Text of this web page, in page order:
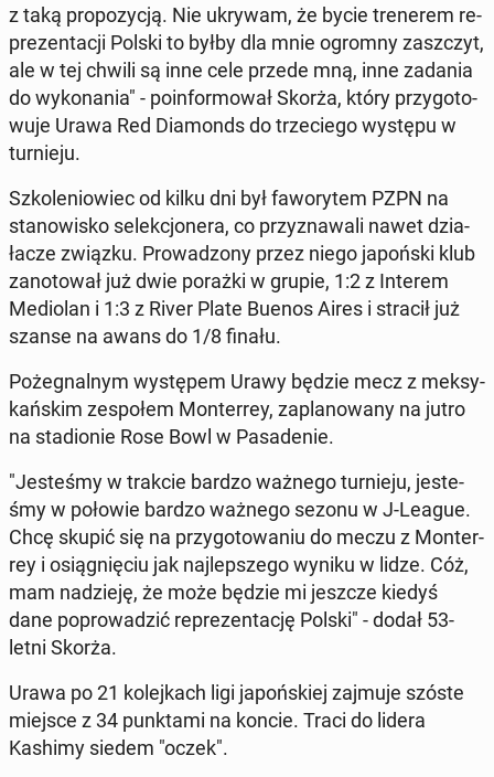
z taką pro­po­zy­cją. Nie ukrywam, że bycie tre­ne­rem re­
pre­zen­ta­cji Polski to byłby dla mnie ogromny za­szczyt,
ale w tej chwili są inne cele przede mną, inne zadania
do wy­ko­na­nia" - po­in­for­mo­wał Skorża, który przy­go­to­
wu­je Urawa Red Dia­monds do trze­cie­go występu w
tur­nie­ju.
Szko­le­nio­wiec od kilku dni był fa­wo­ry­tem PZPN na
sta­no­wi­sko se­lek­cjo­ne­ra, co przy­zna­wa­li nawet dzia­
ła­cze związku. Pro­wa­dzo­ny przez niego ja­poń­ski klub
za­no­to­wał już dwie porażki w grupie, 1:2 z Interem
Me­dio­lan i 1:3 z River Plate Buenos Aires i stracił już
szanse na awans do 1/8 finału.
Po­że­gnal­nym wy­stę­pem Urawy będzie mecz z mek­sy­
kań­skim ze­spo­łem Mon­ter­rey, za­pla­no­wa­ny na jutro
na sta­dio­nie Rose Bowl w Pa­sa­de­nie.
"Je­ste­śmy w trakcie bardzo ważnego tur­nie­ju, je­ste­
śmy w połowie bardzo ważnego sezonu w J-League.
Chcę skupić się na przy­go­to­wa­niu do meczu z Mon­ter­
rey i osią­gnię­ciu jak naj­lep­sze­go wyniku w lidze. Cóż,
mam na­dzie­ję, że może będzie mi jeszcze kiedyś
dane po­pro­wa­dzić re­pre­zen­ta­cję Polski" - dodał 53-
letni Skorża.
Urawa po 21 ko­lej­kach ligi ja­poń­skiej zajmuje szóste
miejsce z 34 punk­ta­mi na koncie. Traci do lidera
Kashimy siedem "oczek".